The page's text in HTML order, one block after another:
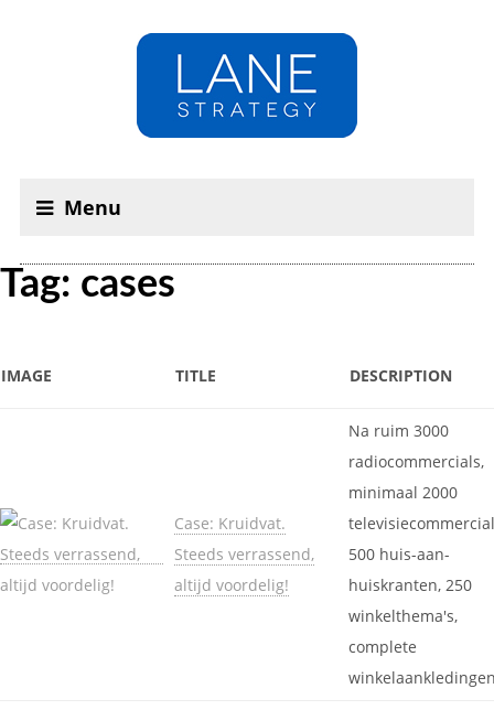
Menu
Tag: cases
IMAGE TITLE DESCRIPTION
Case: Kruidvat.
Steeds verrassend,
altijd voordelig!
Na ruim 3000
radiocommercials,
minimaal 2000
500 huis-aan-
huiskranten, 250
winkelthema's,
complete